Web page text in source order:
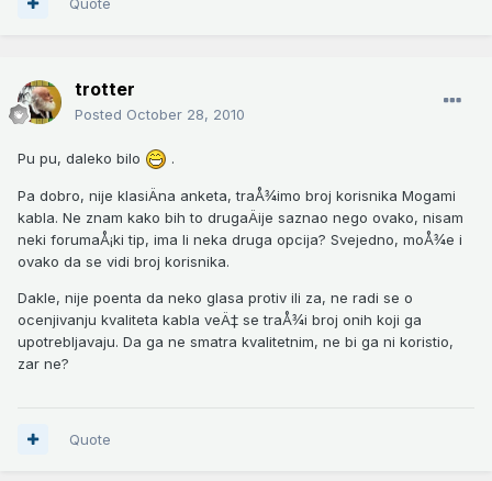
trotter
Posted October 28, 2010
Pu pu, daleko bilo .
Pa dobro, nije klasiÄna anketa, traÅ¾imo broj korisnika Mogami
kabla. Ne znam kako bih to drugaÄije saznao nego ovako, nisam
neki forumaÅ¡ki tip, ima li neka druga opcija? Svejedno, moÅ¾e i
ovako da se vidi broj korisnika.
Dakle, nije poenta da neko glasa protiv ili za, ne radi se o
ocenjivanju kvaliteta kabla veÄ‡ se traÅ¾i broj onih koji ga
upotrebljavaju. Da ga ne smatra kvalitetnim, ne bi ga ni koristio,
zar ne?
Quote